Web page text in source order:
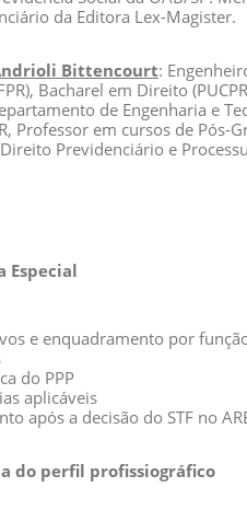
da Editora Lex-Magister.
Bittencourt:
Bacharel em Direito
de Engenharia e
Professor em cursos de Pós-
Previdenciário e
Especial
e enquadramento por
do PPP
aplicáveis
após a decisão do STF no
do perfil profissiográfico